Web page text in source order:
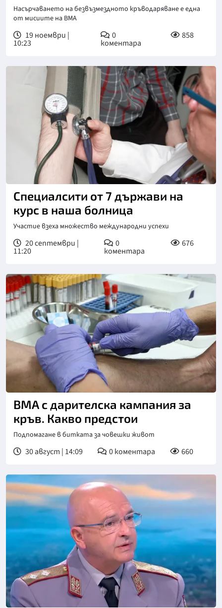
Насърчаването на безвъзмездното кръводаряване е една
от мисиите на ВМА
19 ноември |
10:23
0
коментара
858
Специалсити от 7 държави на
курс в наша болница
Участие взеха множество международни успехи
20 септември |
11:20
0
коментара
676
ВМА с дарителска кампания за
кръв. Какво предстои
Подпомагане в битката за човешки живот
30 август | 14:09 0коментара 660
Снимка: бТВ